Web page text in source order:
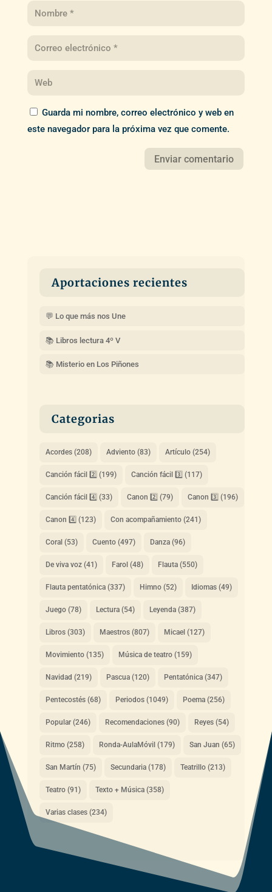
Guarda mi nombre, correo electrónico y web en
este navegador para la próxima vez que comente.
Aportaciones recientes
💬 Lo que más nos Une
📚 Libros lectura 4º V
📚 Misterio en Los Piñones
Categorias
Acordes(208) Adviento(83) Artículo(254)
Canción fácil 2️⃣ (199) Canción fácil 3️⃣ (117)
Canción fácil 4️⃣ (33) Canon 2️⃣ (79) Canon 3️⃣ (196)
Canon 4️⃣ (123) Con acompañamiento(241)
Coral (53) Cuento(497) Danza(96)
De viva voz(41) Farol (48) Flauta(550)
Flauta pentatónica(337) Himno(52) Idiomas(49)
Juego(78) Lectura(54) Leyenda(387)
Libros(303) Maestros(807) Micael (127)
Movimiento(135) Música de teatro(159)
Navidad (219) Pascua(120) Pentatónica(347)
Pentecostés(68) Periodos(1049) Poema(256)
Popular(246) Recomendaciones(90) Reyes(54)
Ritmo(258) Ronda-AulaMóvil (179) San Juan (65)
San Martín (75) Secundaria(178) Teatrillo(213)
Teatro(91) Texto + Música(358)
Varias clases(234)